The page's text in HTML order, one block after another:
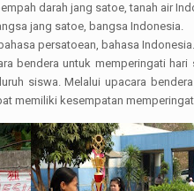
darah jang satoe, tanah air
jang satoe, bangsa Indonesia.
persatoean, bahasa Indonesia.
bendera untuk memperingati
siswa. Melalui upacara
memiliki kesempatan